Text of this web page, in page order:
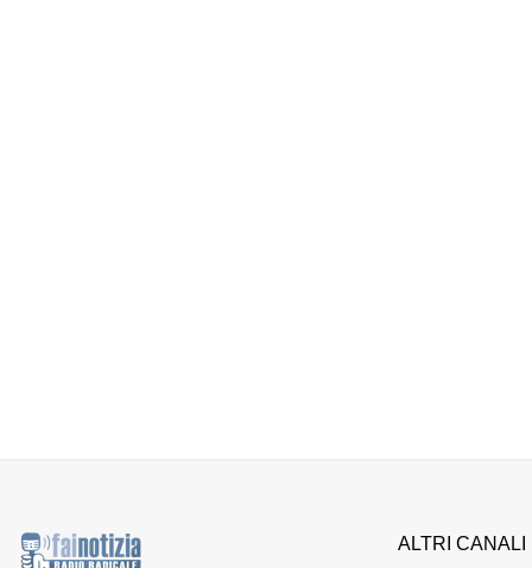
ALTRI CANALI